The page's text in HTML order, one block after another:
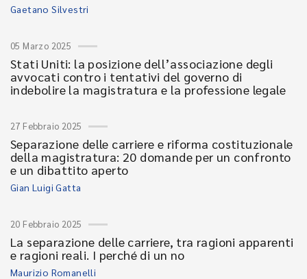
Gaetano Silvestri
05 Marzo 2025
Stati Uniti: la posizione dell’associazione degli
avvocati contro i tentativi del governo di
indebolire la magistratura e la professione legale
27 Febbraio 2025
Separazione delle carriere e riforma costituzionale
della magistratura: 20 domande per un confronto
e un dibattito aperto
Gian Luigi Gatta
20 Febbraio 2025
La separazione delle carriere, tra ragioni apparenti
e ragioni reali. I perché di un no
Maurizio Romanelli